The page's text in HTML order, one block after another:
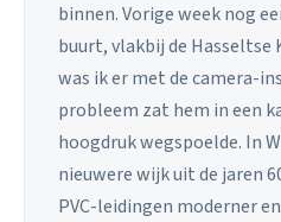
binnen. Vorige week nog
buurt, vlakbij de Hasseltse
was ik er met de camera-
probleem zat hem in een
hoogdruk wegspoelde. In
nieuwere wijk uit de jaren
PVC-leidingen moderner